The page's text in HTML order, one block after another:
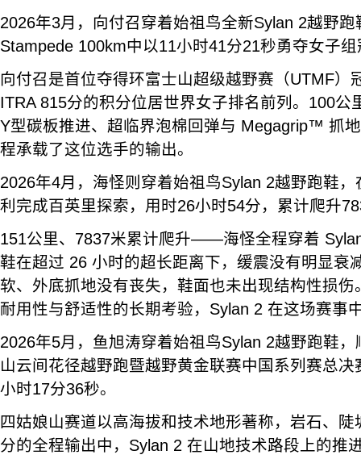
2026年3月，向付召穿着始祖鸟全新Sylan 2越野
Stampede 100km中以11小时41分21秒勇夺女子
向付召是首位夺得环富士山超级越野赛（UTMF）
ITRA 815分的积分位居世界女子排名前列。100公
Y型碳板推进、超临界泡棉回弹与 Megagrip™ 抓
程承载了这位选手的输出。
2026年4月，海怪则穿着始祖鸟Sylan 2越野跑鞋
利完成百英里探索，用时26小时54分，累计爬升
151公里、7837米累计爬升——海怪全程穿着
鞋在超过 26 小时的超长距离下，缓震没有明显衰
软、外底抓地没有丧失，鞋面也未出现结构性损
耐用性与舒适性的长期考验，Sylan 2 在这场赛事
2026年5月，鱼旭涛穿着始祖鸟Sylan 2越野跑鞋
山云间花径越野跑暨越野黄金联赛中国系列赛总
小时17分36秒。
四姑娘山赛道以高海拔和技术地形著称，岩石、
分的全程输出中，Sylan 2 在山地技术路段上的推